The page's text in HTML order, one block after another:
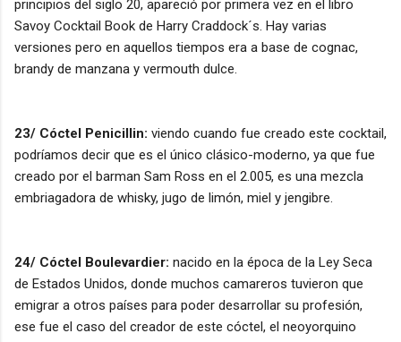
principios del siglo 20, apareció por primera vez en el libro
Savoy Cocktail Book de Harry Craddock´s. Hay varias
versiones pero en aquellos tiempos era a base de cognac,
brandy de manzana y vermouth dulce.
23/ Cóctel Penicillin: viendo cuando fue creado este cocktail,
podríamos decir que es el único clásico-moderno, ya que fue
creado por el barman Sam Ross en el 2.005, es una mezcla
embriagadora de whisky, jugo de limón, miel y jengibre.
24/ Cóctel Boulevardier: nacido en la época de la Ley Seca
de Estados Unidos, donde muchos camareros tuvieron que
emigrar a otros países para poder desarrollar su profesión,
ese fue el caso del creador de este cóctel, el neoyorquino